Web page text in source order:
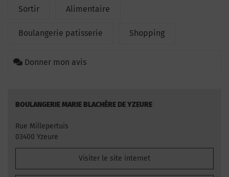
Sortir Alimentaire
Boulangerie patisserie Shopping
Donner mon avis
BOULANGERIE MARIE BLACHÈRE DE YZEURE
Rue Millepertuis
03400 Yzeure
Visiter le site internet